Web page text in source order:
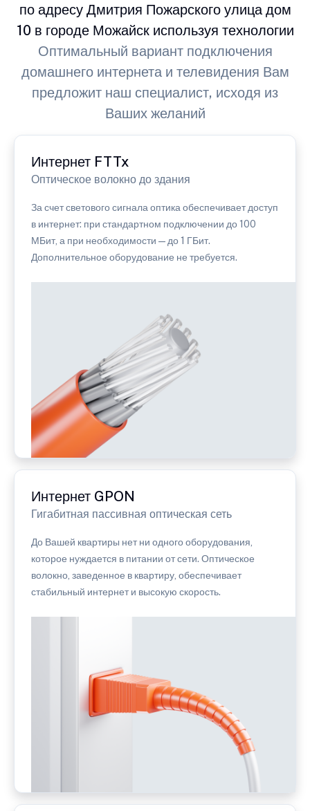
по адресу Дмитрия Пожарского улица дом
10 в городе Можайск используя технологии
Оптимальный вариант подключения
домашнего интернета и телевидения Вам
предложит наш специалист, исходя из
Ваших желаний
Интернет FTTx
Оптическое волокно до здания
За счет светового сигнала оптика обеспечивает доступ
в интернет: при стандартном подключении до 100
МБит, а при необходимости — до 1 ГБит.
Дополнительное оборудование не требуется.
Интернет GPON
Гигабитная пассивная оптическая сеть
До Вашей квартиры нет ни одного оборудования,
которое нуждается в питании от сети. Оптическое
волокно, заведенное в квартиру, обеспечивает
стабильный интернет и высокую скорость.